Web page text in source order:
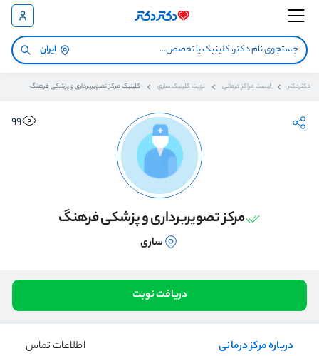
ایران
دکتردکتر لیست مراکز درمانی نوبت کلینیک ساری کلینیک مرکز تصویربرداری و پزشکی فرهنگ
99
مرکز تصویربرداری و پزشکی فرهنگ
ساری
دریافت نوبت
درباره مرکز درمانی اطلاعات تماس